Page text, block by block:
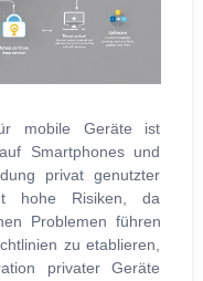
mobile Geräte ist
Smartphones und
privat genutzter
hohe Risiken, da
Problemen führen
zu etablieren,
privater Geräte